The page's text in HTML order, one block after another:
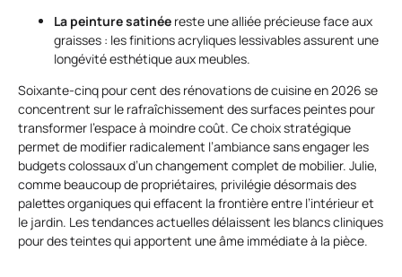
La peinture satinée reste une alliée précieuse face aux
graisses : les finitions acryliques lessivables assurent une
longévité esthétique aux meubles.
Soixante-cinq pour cent des rénovations de cuisine en 2026 se
concentrent sur le rafraîchissement des surfaces peintes pour
transformer l’espace à moindre coût. Ce choix stratégique
permet de modifier radicalement l’ambiance sans engager les
budgets colossaux d’un changement complet de mobilier. Julie,
comme beaucoup de propriétaires, privilégie désormais des
palettes organiques qui effacent la frontière entre l’intérieur et
le jardin. Les tendances actuelles délaissent les blancs cliniques
pour des teintes qui apportent une âme immédiate à la pièce.